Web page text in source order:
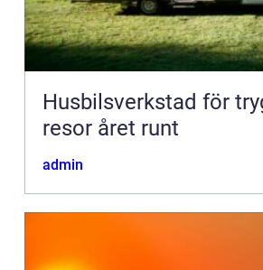
Husbilsverkstad för
resor året runt
admin